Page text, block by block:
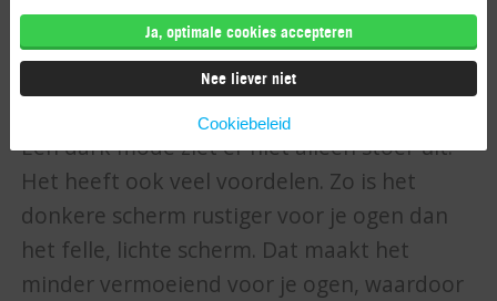
Voordelen van
donkere modus
Een dark mode ziet er niet alleen stoer uit.
Het heeft ook veel voordelen. Zo is het
donkere scherm rustiger voor je ogen dan
het felle, lichte scherm. Dat maakt het
minder vermoeiend voor je ogen, waardoor
Ja, optimale cookies accepteren
Nee liever niet
Cookiebeleid